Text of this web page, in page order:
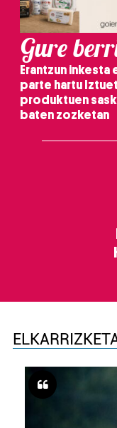
Gure
Erantzun inkesta
parte hartu
produktuen
baten zozketan